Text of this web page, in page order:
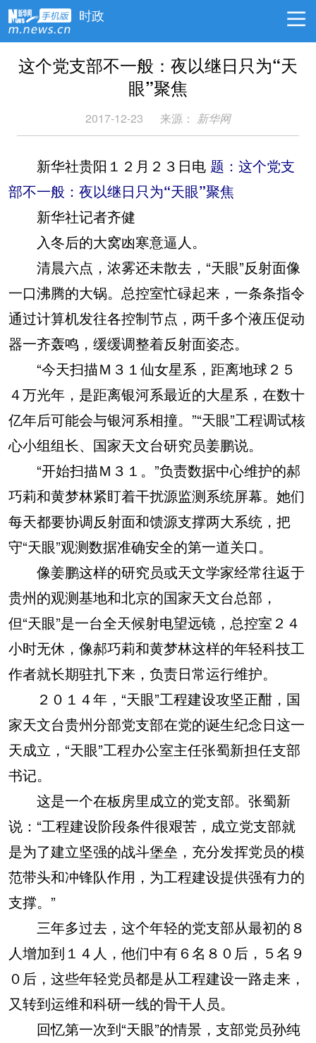
时政
这个党支部不一般：夜以继日只为“天
眼”聚焦
2017-12-23 来源： 新华网
新华社贵阳１２月２３日电 题：这个党支
部不一般：夜以继日只为“天眼”聚焦
新华社记者齐健
入冬后的大窝凼寒意逼人。
清晨六点，浓雾还未散去，“天眼”反射面像
一口沸腾的大锅。总控室忙碌起来，一条条指令
通过计算机发往各控制节点，两千多个液压促动
器一齐轰鸣，缓缓调整着反射面姿态。
“今天扫描Ｍ３１仙女星系，距离地球２５
４万光年，是距离银河系最近的大星系，在数十
亿年后可能会与银河系相撞。”“天眼”工程调试核
心小组组长、国家天文台研究员姜鹏说。
“开始扫描Ｍ３１。”负责数据中心维护的郝
巧莉和黄梦林紧盯着干扰源监测系统屏幕。她们
每天都要协调反射面和馈源支撑两大系统，把
守“天眼”观测数据准确安全的第一道关口。
像姜鹏这样的研究员或天文学家经常往返于
贵州的观测基地和北京的国家天文台总部，
但“天眼”是一台全天候射电望远镜，总控室２４
小时无休，像郝巧莉和黄梦林这样的年轻科技工
作者就长期驻扎下来，负责日常运行维护。
２０１４年，“天眼”工程建设攻坚正酣，国
家天文台贵州分部党支部在党的诞生纪念日这一
天成立，“天眼”工程办公室主任张蜀新担任支部
书记。
这是一个在板房里成立的党支部。张蜀新
说：“工程建设阶段条件很艰苦，成立党支部就
是为了建立坚强的战斗堡垒，充分发挥党员的模
范带头和冲锋队作用，为工程建设提供强有力的
支撑。”
三年多过去，这个年轻的党支部从最初的８
人增加到１４人，他们中有６名８０后，５名９
０后，这些年轻党员都是从工程建设一路走来，
又转到运维和科研一线的骨干人员。
回忆第一次到“天眼”的情景，支部党员孙纯